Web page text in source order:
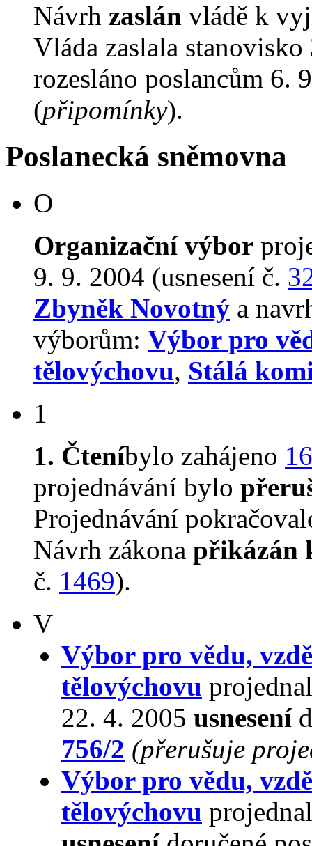
Návrh zaslán vládě k
Vláda zaslala
rozesláno poslancům 6.
(připomínky).
Poslanecká sněmovna
O
Organizační výbor
9. 9. 2004 (usnesení č.
Zbyněk Novotný a
výborům: Výbor pro
tělovýchovu, Stálá
1
1. Čteníbylo zahájeno
projednávání bylo
Projednávání
Návrh zákona přikázán
č. 1469).
V
Výbor pro vědu,
tělovýchovu
22. 4. 2005 usnesení
756/2 (přerušuje
Výbor pro vědu,
tělovýchovu